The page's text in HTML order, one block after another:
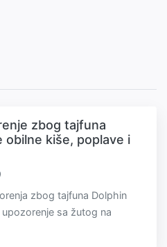
zbog tajfuna
obilne kiše, poplave i
zbog tajfuna Dolphin
sa žutog na